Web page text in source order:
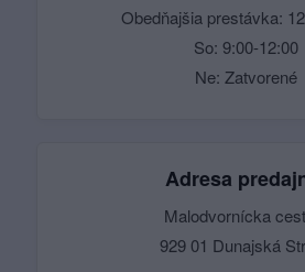
Obedňajšia prestávka:
So: 9:00-12:00
Ne: Zatvorené
Adresa
Malodvornícka
929 01 Dunajská